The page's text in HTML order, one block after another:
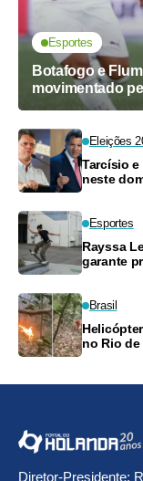
Esportes
Botafogo e
movimentado
Eleições
Tarcísio e
neste
Esportes
Rayssa
garante
Brasil
no Rio
Diretor-Presidente: